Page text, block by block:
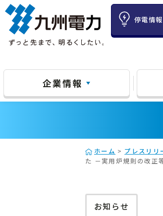
停電情報
企業情報
ホーム > プレスリリ
た －実用炉規則の改正
お知らせ